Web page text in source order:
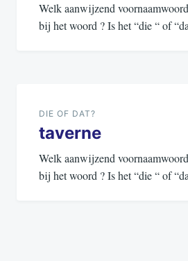
Welk aanwijzend
bij het woord ? Is het “die “ of
DIE OF DAT?
taverne
Welk aanwijzend
bij het woord ? Is het “die “ of